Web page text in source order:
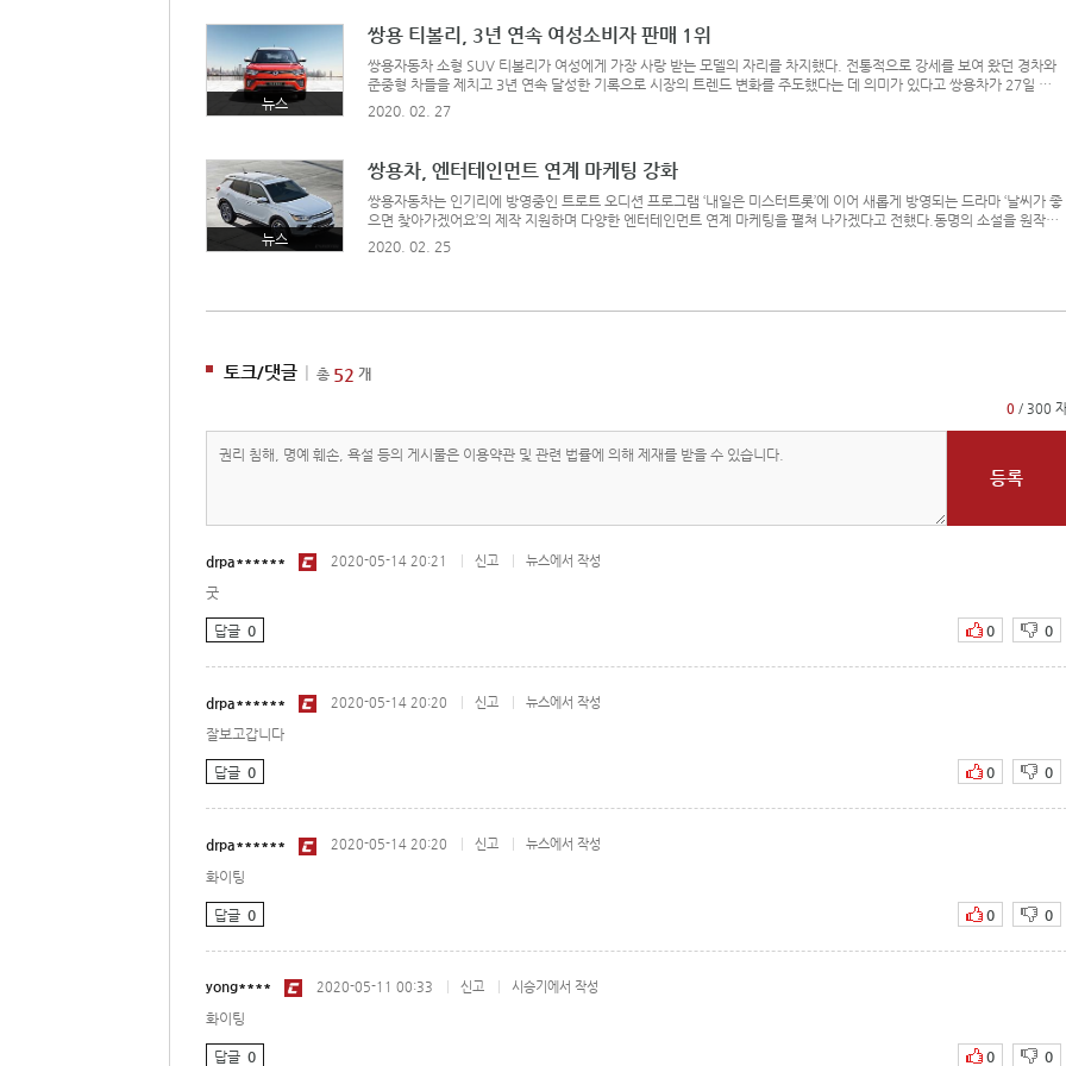
뉴스
쌍용 티볼리, 3년 연속 여성소비자 판매 1위
쌍용자동차 소형 SUV 티볼리가 여성에게 가장 사랑 받는 모델의 자리를 차지했다. 전통적으로 강세를 보여 왔던 경차와
준중형 차들을 제치고 3년 연속 달성한 기록으로 시장의 트렌드 변화를 주도했다는 데 의미가 있다고 쌍용차가 27일 밝
혔다. 국토교통부 및 한국자동차산업협회 집계 자료에 따르면 티볼리는 2017년부터 지난 해까지 3년 연속으로 여성 운
전자들에게 가장 많은 선택을 받은 모델 1위에 올랐다. 티볼리는 소형 SUV의 아름다움을 가장 잘 표현한 디자인과 운전
2020. 02. 27
뉴스
쌍용차, 엔터테인먼트 연계 마케팅 강화
쌍용자동차는 인기리에 방영중인 트로트 오디션 프로그램 ‘내일은 미스터트롯’에 이어 새롭게 방영되는 드라마 ‘날씨가 좋
으면 찾아가겠어요’의 제작 지원하며 다양한 엔터테인먼트 연계 마케팅을 펼쳐 나가겠다고 전했다.동명의 소설을 원작으
로 하는 JTBC의 월화드라마 날씨가 좋으면 찾아가겠어요는 서울 생활에 지쳐 고향 북현리로 내려간 해원이 독립 서점을
운영하는 은섭을 다시 만나게 되며 펼쳐지는 서정 멜로드라마다. 특히 드라마 ‘연애시대’로 깊은 인상을 남긴 한지승 감독
2020. 02. 25
토크/댓글 | 총 52 개
0 / 300 자
등록
drpa****** 2020-05-14 20:21 신고 뉴스에서 작성
굿
답글 0 0 0
drpa****** 2020-05-14 20:20 신고 뉴스에서 작성
잘보고갑니다
답글 0 0 0
drpa****** 2020-05-14 20:20 신고 뉴스에서 작성
화이팅
답글 0 0 0
yong**** 2020-05-11 00:33 신고 시승기에서 작성
화이팅
답글 0 0 0